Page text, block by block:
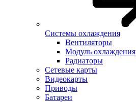
Системы охлаждения
Вентиляторы
Модуль охлаждения
Радиаторы
Сетевые карты
Видеокарты
Приводы
Батареи